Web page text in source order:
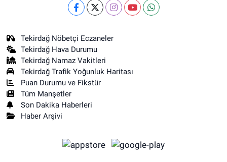
Tekirdağ Nöbetçi Eczaneler
Tekirdağ Hava Durumu
Tekirdağ Namaz Vakitleri
Tekirdağ Trafik Yoğunluk Haritası
Puan Durumu ve Fikstür
Tüm Manşetler
Son Dakika Haberleri
Haber Arşivi